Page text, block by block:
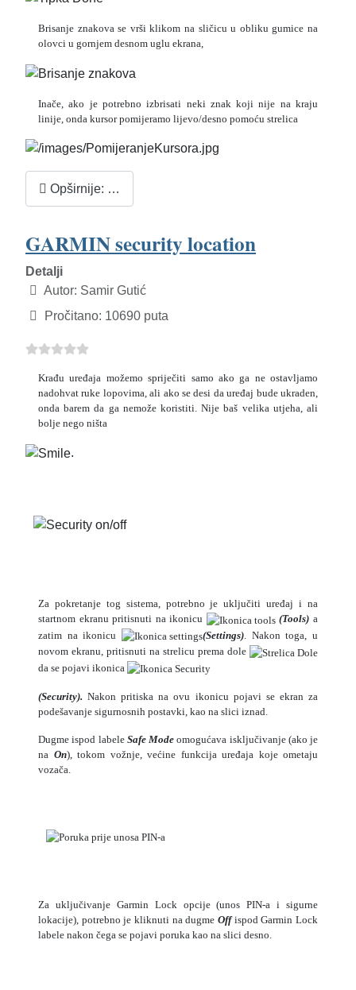
Brisanje znakova se vrši klikom na sličicu u obliku gumice na
olovci u gornjem desnom uglu ekrana,
Inače, ako je potrebno izbrisati neki znak koji nije na kraju
linije, onda kursor pomijeramo lijevo/desno pomoću strelica
Opširnije: …
GARMIN security location
Detalji
Autor: Samir Gutić
Pročitano: 10690 puta
Krađu uređaja možemo spriječiti samo ako ga ne ostavljamo
nadohvat ruke lopovima, ali ako se desi da uređaj bude ukraden,
onda barem da ga nemože koristiti. Nije baš velika utjeha, ali
bolje nego ništa
.
Za pokretanje tog sistema, potrebno je uključiti uređaj i na
startnom ekranu pritisnuti na ikonicu
(Tools) a
zatim na ikonicu
(Settings) . Nakon toga, u
novom ekranu, pritisnuti na strelicu prema dole
da se pojavi ikonica
(Security). Nakon pritiska na ovu ikonicu pojavi se ekran za
podešavanje sigurnosnih postavki, kao na slici iznad.
Dugme ispod labele Safe Mode omogućava isključivanje (ako je
na On), tokom vožnje, većine funkcija uređaja koje ometaju
vozača.
Za uključivanje Garmin Lock opcije (unos PIN-a i sigurne
lokacije), potrebno je kliknuti na dugme Offispod Garmin Lock
labele nakon čega se pojavi poruka kao na slici desno.